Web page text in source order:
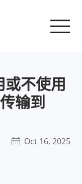
不使用
输到
Oct 16, 2025